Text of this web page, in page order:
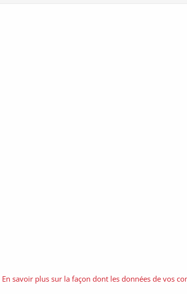
En savoir plus sur la façon dont les données de vos